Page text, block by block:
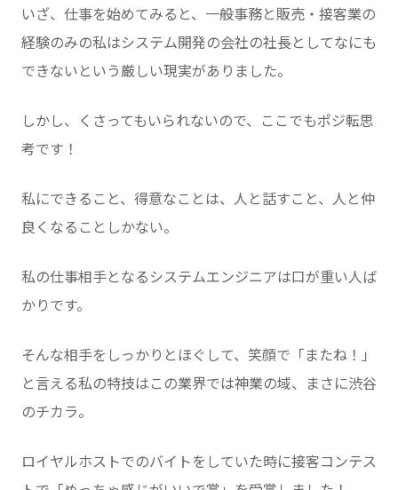
いざ、仕事を始めてみると、一般事務と販売・接客業の
経験のみの私はシステム開発の会社の社長としてなにも
できないという厳しい現実がありました。
しかし、くさってもいられないので、ここでもポジ転思
考です！
私にできること、得意なことは、人と話すこと、人と仲
良くなることしかない。
私の仕事相手となるシステムエンジニアは口が重い人ば
かりです。
そんな相手をしっかりとほぐして、笑顔で「またね！」
と言える私の特技はこの業界では神業の域、まさに渋谷
のチカラ。
ロイヤルホストでのバイトをしていた時に接客コンテス